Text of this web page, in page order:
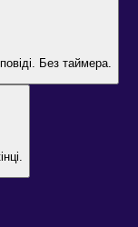
Без таймера.